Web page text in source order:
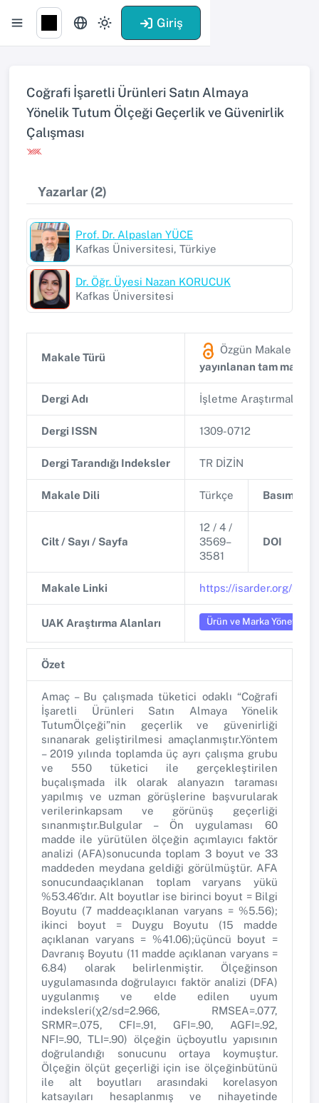
Giriş
Coğrafi İşaretli Ürünleri Satın Almaya
Yönelik Tutum Ölçeği Geçerlik ve Güvenirlik
Çalışması
Yazarlar (2)
Prof. Dr. Alpaslan YÜCE
Kafkas Üniversitesi, Türkiye
Dr. Öğr. Üyesi Nazan KORUCUK
Kafkas Üniversitesi
Makale Türü
Özgün Makale
yayınlanan tam
Dergi Adı İşletme Araştırmaları
Dergi ISSN 1309-0712
Dergi Tarandığı Indeksler TR DİZİN
Makale Dili Türkçe Basım
Cilt / Sayı / Sayfa
12 / 4 /
3569–
3581
DOI
Makale Linki https://isarder.org/
UAK Araştırma Alanları Ürün ve Marka Yönetimi
Özet
Amaç – Bu çalışmada tüketici odaklı “Coğrafi
İşaretli Ürünleri Satın Almaya Yönelik
TutumÖlçeği”nin geçerlik ve güvenirliği
sınanarak geliştirilmesi amaçlanmıştır.Yöntem
– 2019 yılında toplamda üç ayrı çalışma grubu
ve 550 tüketici ile gerçekleştirilen
buçalışmada ilk olarak alanyazın taraması
yapılmış ve uzman görüşlerine başvurularak
verilerinkapsam ve görünüş geçerliği
sınanmıştır.Bulgular – Ön uygulaması 60
madde ile yürütülen ölçeğin açımlayıcı faktör
analizi (AFA)sonucunda toplam 3 boyut ve 33
maddeden meydana geldiği görülmüştür. AFA
sonucundaaçıklanan toplam varyans yükü
%53.46’dır. Alt boyutlar ise birinci boyut = Bilgi
Boyutu (7 maddeaçıklanan varyans = %5.56);
ikinci boyut = Duygu Boyutu (15 madde
açıklanan varyans = %41.06);üçüncü boyut =
Davranış Boyutu (11 madde açıklanan varyans =
6.84) olarak belirlenmiştir. Ölçeğinson
uygulamasında doğrulayıcı faktör analizi (DFA)
uygulanmış ve elde edilen uyum
indeksleri(χ2/sd=2.966, RMSEA=.077,
SRMR=.075, CFI=.91, GFI=.90, AGFI=.92,
NFI=.90, TLI=.90) ölçeğin üçboyutlu yapısının
doğrulandığı sonucunu ortaya koymuştur.
Ölçeğin ölçüt geçerliği için ise ölçeğinbütünü
ile alt boyutları arasındaki korelasyon
katsayıları hesaplanmış ve nihayetinde